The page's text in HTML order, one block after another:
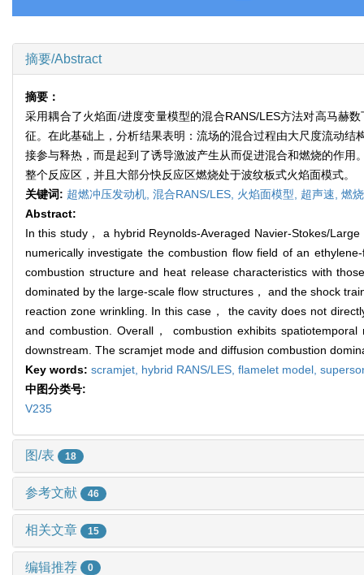
摘要/Abstract
摘要：
采用耦合了火焰面/进度变量模型的混合RANS/LES方法对高马赫
征。在此基础上，分析结果表明：流场的混合过程由大尺度流动
接参与释热，而是起到了诱导激波产生从而促进混合和燃烧的作
整个反应区，并且大部分快反应区燃烧处于波纹板式火焰面模式。
关键词: 超燃冲压发动机, 混合RANS/LES, 火焰面模型, 超声速, 燃
Abstract:
In this study， a hybrid Reynolds-Averaged Navier-Stokes/
numerically investigate the combustion flow field of an
combustion structure and heat release characteristics with
dominated by the large-scale flow structures， and the shock
reaction zone wrinkling. In this case， the cavity does not
and combustion. Overall， combustion exhibits
downstream. The scramjet mode and diffusion combustion
Key words: scramjet, hybrid RANS/LES, flamelet model,
中图分类号:
V235
图/表 18
参考文献 46
相关文章 15
编辑推荐 0